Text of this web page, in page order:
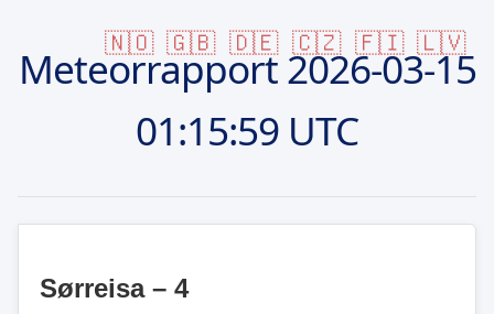
🇳🇴 🇬🇧 🇩🇪 🇨🇿 🇫🇮 🇱🇻
Meteorrapport2026-03-15
01:15:59 UTC
Sørreisa – 4